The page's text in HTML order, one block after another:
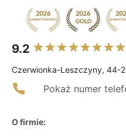
9.2
Czerwionka-Leszczyny, 44-
Pokaż numer
O firmie: